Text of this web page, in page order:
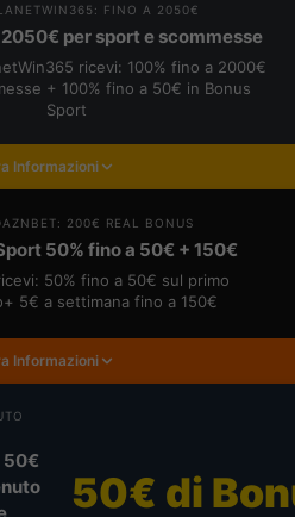
FINO A 2050€
per sport e scommesse
ricevi: 100% fino a 2000€
+ 100% fino a 50€ in Bonus
Sport
Informazioni
200€ REAL BONUS
50% fino a 50€ + 150€
50% fino a 50€ sul primo
5€ a settimana fino a 150€
Informazioni
50€
50€ di